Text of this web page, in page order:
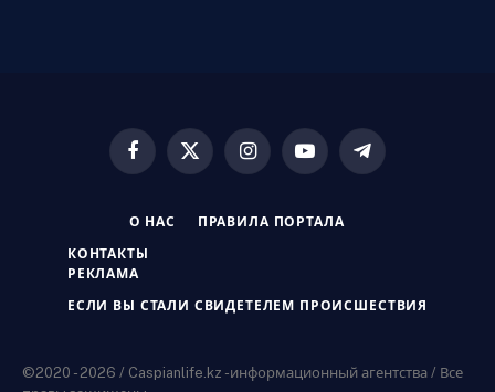
Facebook
X
InstagramYouTubeTelegram
О НАС ПРАВИЛА ПОРТАЛА
КОНТАКТЫ
РЕКЛАМА
ЕСЛИ ВЫ СТАЛИ СВИДЕТЕЛЕМ ПРОИСШЕСТВИЯ
©2020 - 2026 / Caspianlife.kz -информационный агентства / Все